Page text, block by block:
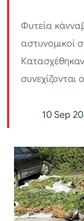
Φυτεία
αστυνομικοί
συνεχίζονται
10 Sep